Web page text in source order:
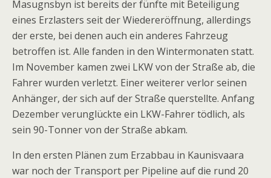
Masugnsbyn ist bereits der fünfte mit Beteiligung
eines Erzlasters seit der Wiedereröffnung, allerdings
der erste, bei denen auch ein anderes Fahrzeug
betroffen ist. Alle fanden in den Wintermonaten statt.
Im November kamen zwei LKW von der Straße ab, die
Fahrer wurden verletzt. Einer weiterer verlor seinen
Anhänger, der sich auf der Straße querstellte. Anfang
Dezember verunglückte ein LKW-Fahrer tödlich, als
sein 90-Tonner von der Straße abkam.
In den ersten Plänen zum Erzabbau in Kaunisvaara
war noch der Transport per Pipeline auf die rund 20